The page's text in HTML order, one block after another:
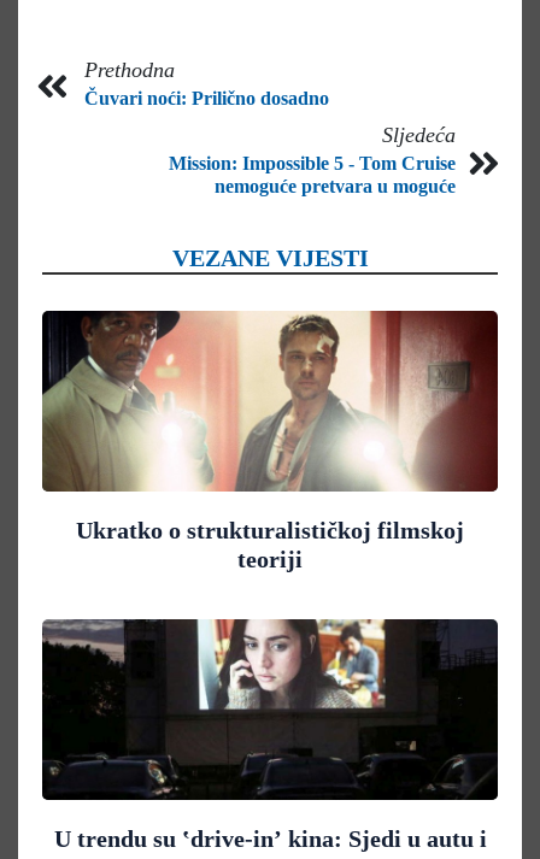
Prethodna
Čuvari noći: Prilično dosadno
Sljedeća
Mission: Impossible 5 - Tom Cruise
nemoguće pretvara u moguće
VEZANE VIJESTI
Ukratko o strukturalističkoj filmskoj
teoriji
U trendu su ʽdrive-inʼ kina: Sjedi u autu i